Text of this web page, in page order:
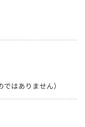
はありません）